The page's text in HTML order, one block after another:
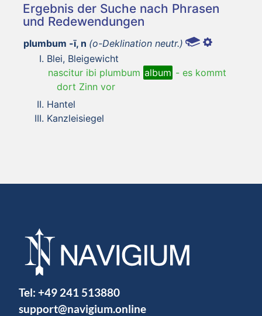
Ergebnis der Suche nach Phrasen
und Redewendungen
plumbum -ī, n (o-Deklination neutr.)
Blei, Bleigewicht
nascitur ibi plumbum album - es kommt
dort Zinn vor
Hantel
Kanzleisiegel
Tel: +49 241 513880
support@navigium.online